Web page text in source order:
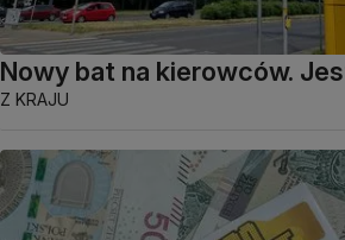
Nowy bat na kierowców.
Z KRAJU